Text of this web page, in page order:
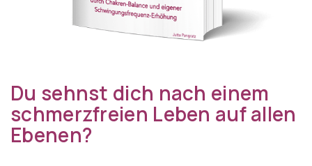
Du sehnst dich nach einem
schmerzfreien Leben auf allen
Ebenen?